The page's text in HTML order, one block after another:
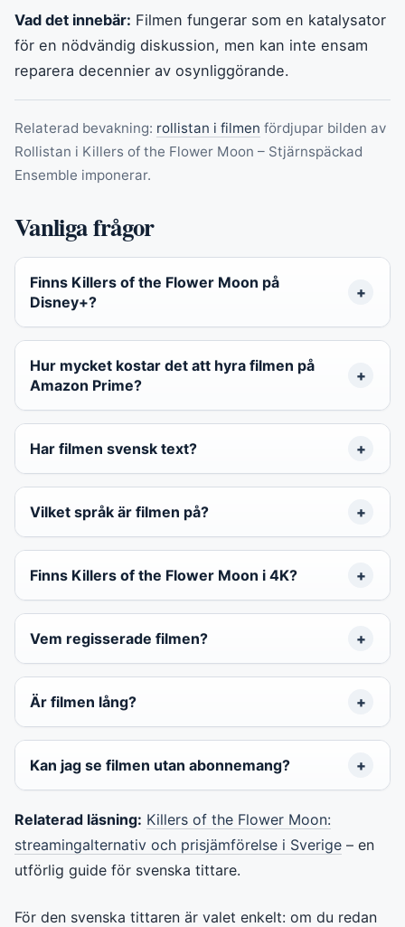
Vad det innebär: Filmen fungerar som en katalysator
för en nödvändig diskussion, men kan inte ensam
reparera decennier av osynliggörande.
Relaterad bevakning: rollistan i filmen fördjupar bilden av
Rollistan i Killers of the Flower Moon – Stjärnspäckad
Ensemble imponerar.
Vanliga frågor
Finns Killers of the Flower Moon på
Disney+?
Hur mycket kostar det att hyra filmen på
Amazon Prime?
Har filmen svensk text?
Vilket språk är filmen på?
Finns Killers of the Flower Moon i 4K?
Vem regisserade filmen?
Är filmen lång?
Kan jag se filmen utan abonnemang?
Relaterad läsning: Killers of the Flower Moon:
streamingalternativ och prisjämförelse i Sverige – en
utförlig guide för svenska tittare.
För den svenska tittaren är valet enkelt: om du redan